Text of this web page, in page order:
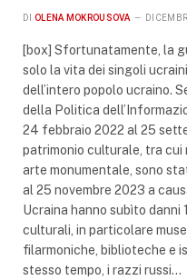
DI OLENA MOKROUSOVA
[box] Sfortunatamente, la
solo la vita dei singoli
dell’intero popolo ucraino.
della Politica
24 febbraio 2022 al 25
patrimonio culturale, tra cui
arte monumentale, sono
al 25 novembre 2023 a
Ucraina hanno subìto
culturali, in particolare
filarmoniche, biblioteche e
stesso tempo, i razzi russi…